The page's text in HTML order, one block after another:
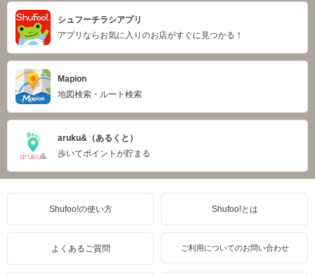
シュフーチラシアプリ
アプリならお気に入りのお店がすぐに見つかる！
Mapion
地図検索・ルート検索
aruku&（あるくと）
歩いてポイントが貯まる
Shufoo!の使い方 Shufoo!とは
よくあるご質問 ご利用についてのお問い合わせ